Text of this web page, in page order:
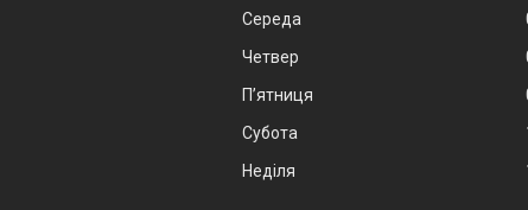
Середа
Четвер
Пʼятниця
Субота
Неділя